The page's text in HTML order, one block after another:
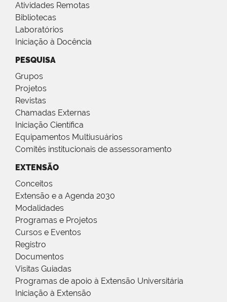
Atividades Remotas
Bibliotecas
Laboratórios
Iniciação à Docência
PESQUISA
Grupos
Projetos
Revistas
Chamadas Externas
Iniciação Científica
Equipamentos Multiusuários
Comitês institucionais de assessoramento
EXTENSÃO
Conceitos
Extensão e a Agenda 2030
Modalidades
Programas e Projetos
Cursos e Eventos
Registro
Documentos
Visitas Guiadas
Programas de apoio à Extensão Universitária
Iniciação à Extensão